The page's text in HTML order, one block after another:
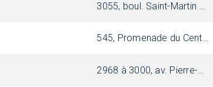
545, Promenade du Centropolis